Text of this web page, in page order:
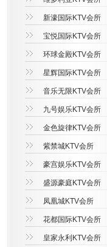
新濠国际KTV会所
宝悦国际KTV会所
环球金殿KTV会所
星辉国际KTV会所
音乐无限KTV会所
九号娱乐KTV会所
金色旋律KTV会所
紫禁城KTV会所
豪宫娱乐KTV会所
盛源豪庭KTV会所
凤凰城KTV会所
花都国际KTV会所
皇家永利KTV会所